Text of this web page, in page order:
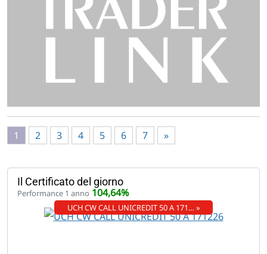
1 2 3 4 5 6 7 »
Il Certificato del giorno
Performance 1 anno 104,64%
UCH CW CALL UNICREDIT 50 A 171… »